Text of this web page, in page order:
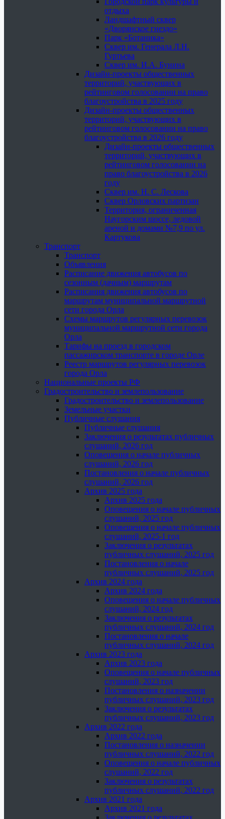
отдыха
Ландшафтный сквер
«Дворянское гнездо»
Парк «Ботаника»
Сквер им. Генерала Л.Н.
Гуртьева
Сквер им. И.А. Бунина
Дизайн-проекты общественных
территорий, участвующих в
рейтинговом голосовании на право
благоустройства в 2025 году
Дизайн-проекты общественных
территорий, участвующих в
рейтинговом голосовании на право
благоустройства в 2026 году
Дизайн-проекты общественных
территорий, участвующих в
рейтинговом голосовании на
право благоустройства в 2026
году
Сквер им. Н. С. Лескова
Сквер Орловских партизан
Территория, ограниченная
Наугорским шоссе, ледовой
ареной и домами №7,9 по ул.
Картукова
Транспорт
Транспорт
Объявления
Расписание движения автобусов по
сезонным (дачным) маршрутам
Расписания движения автобусов по
маршрутам муниципальной маршрутной
сети города Орла
Схемы маршрутов регулярных перевозок
муниципальной маршрутной сети города
Орла
Тарифы на проезд в городском
пассажирском транспорте в городе Орле
Реестр маршрутов регулярных перевозок
города Орла
Национальные проекты РФ
Градостроительство и землепользование
Градостроительство и землепользование
Земельные участки
Публичные слушания
Публичные слушания
Заключения о результатах публичных
слушаний, 2026 год
Оповещения о начале публичных
слушаний, 2026 год
Постановления о начале публичных
слушаний, 2026 год
Архив 2025 года
Архив 2025 года
Оповещения о начале публичных
слушаний, 2025 год
Оповещения о начале публичных
слушаний, 2025-1 год
Заключения о результатах
публичных слушаний, 2025 год
Постановления о начале
публичных слушаний, 2025 год
Архив 2024 года
Архив 2024 года
Оповещения о начале публичных
слушаний, 2024 год
Заключения о результатах
публичных слушаний, 2024 год
Постановления о начале
публичных слушаний, 2024 год
Архив 2023 года
Архив 2023 года
Оповещения о начале публичных
слушаний, 2023 год
Постановления о назначении
публичных слушаний, 2023 год
Заключения о результатах
публичных слушаний, 2023 год
Архив 2022 года
Архив 2022 года
Постановления о назначении
публичных слушаний, 2022 год
Оповещения о начале публичных
слушаний, 2022 год
Заключения о результатах
публичных слушаний, 2022 год
Архив 2021 года
Архив 2021 года
Заключения о результатах